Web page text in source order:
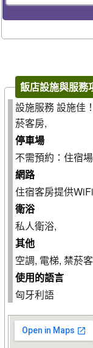
飯店設施與服務
設施服務 設施佳！評分：9.2 免費停車, 免費無線網路, 禁
菸客房,
停車場
不需預約：住宿
網路
住宿客房提供
衛浴
私人衛浴,
其他
空調, 電梯, 禁菸
使用的語言
匈牙利語